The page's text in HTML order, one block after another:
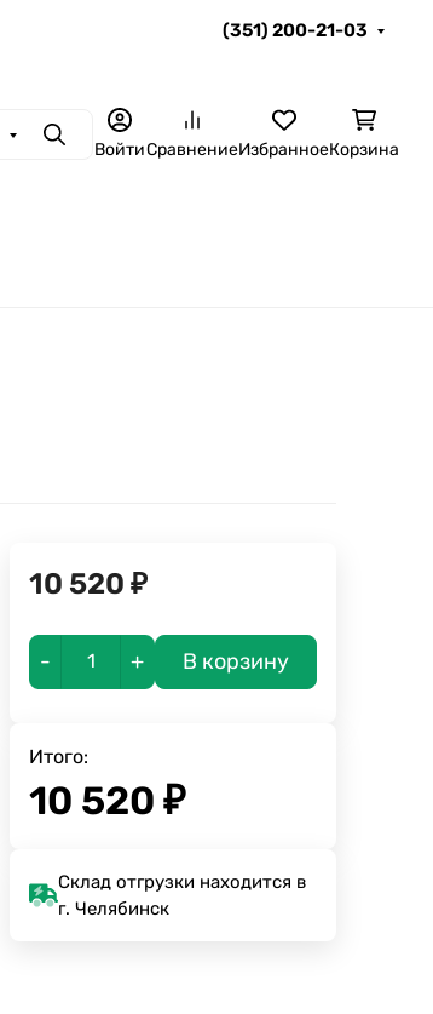
(351) 200-21-03
ПоискВойтиСравнениеИзбранноеКорзина
10 520 ₽
- + В корзину
Итого:
10 520 ₽
Склад отгрузки находится в
г. Челябинск